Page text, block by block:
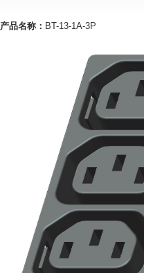
产品名称： BT-13-1A-3P